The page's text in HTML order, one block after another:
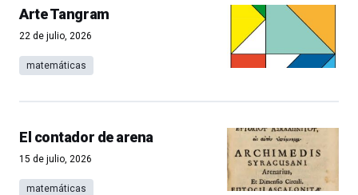
Arte Tangram
22 de julio, 2026
matemáticas
El contador de arena
15 de julio, 2026
matemáticas